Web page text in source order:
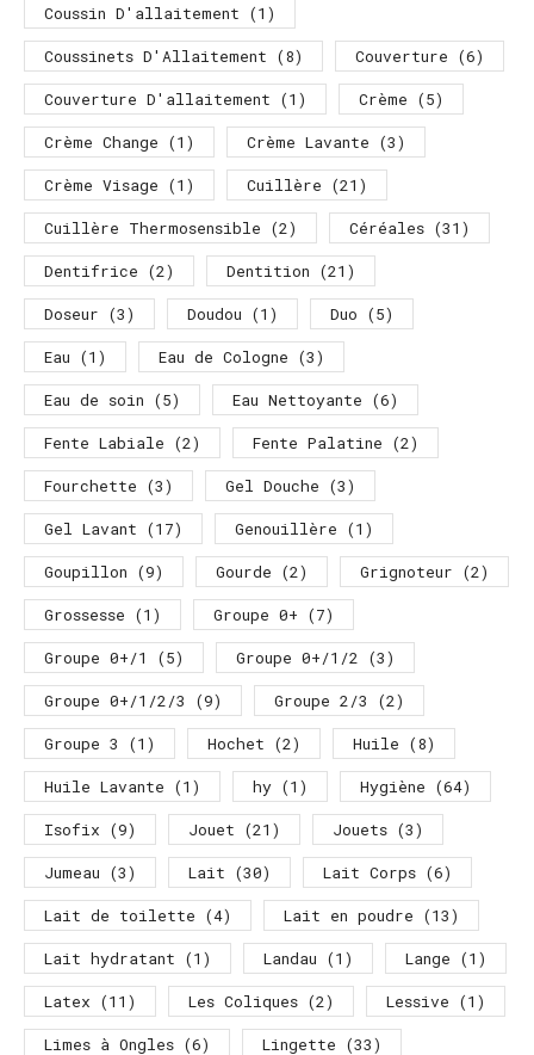
Coussin D'allaitement (1)
Coussinets D'Allaitement (8) Couverture (6)
Couverture D'allaitement (1) Crème (5)
Crème Change (1) Crème Lavante (3)
Crème Visage (1) Cuillère (21)
Cuillère Thermosensible (2) Céréales (31)
Dentifrice (2) Dentition (21)
Doseur (3) Doudou (1) Duo (5)
Eau (1) Eau de Cologne (3)
Eau de soin (5) Eau Nettoyante (6)
Fente Labiale (2) Fente Palatine (2)
Fourchette (3) Gel Douche (3)
Gel Lavant (17) Genouillère (1)
Goupillon (9) Gourde (2) Grignoteur (2)
Grossesse (1) Groupe 0+ (7)
Groupe 0+/1
(5) Groupe 0+/1/2 (3)
Groupe 0+/1/2/3
(9) Groupe 2/3
(2)
Groupe 3
(1) Hochet (2) Huile (8)
Huile Lavante (1) hy (1) Hygiène (64)
Isofix (9) Jouet (21) Jouets (3)
Jumeau (3) Lait (30) Lait Corps (6)
Lait de toilette (4) Lait en poudre (13)
Lait hydratant (1) Landau (1) Lange (1)
Latex (11) Les Coliques (2) Lessive (1)
Limes à Ongles (6) Lingette (33)